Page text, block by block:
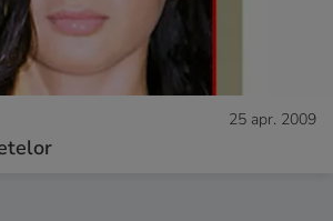
25 apr. 2009